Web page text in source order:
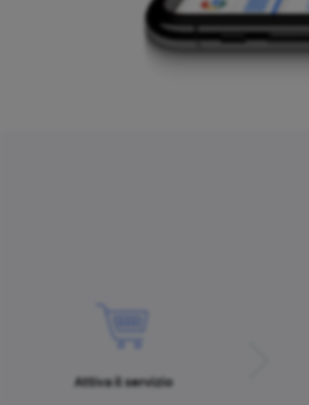
Attiva il servizio